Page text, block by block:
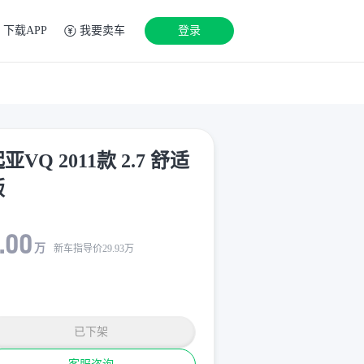
下载APP 我要卖车 登录
亚VQ 2011款 2.7 舒适
万 新车指导价29.93万
已下架